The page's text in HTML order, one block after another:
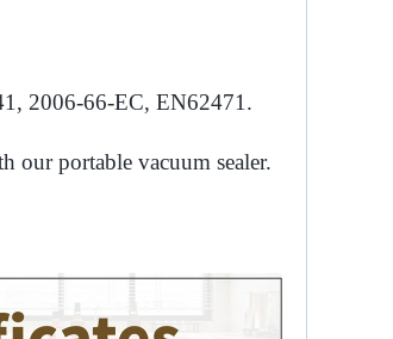
2006-66-EC, EN62471.
our portable vacuum sealer.